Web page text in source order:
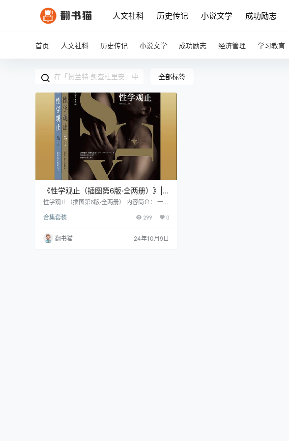
人文社科 历史传记 小说文学 成功励志
首页 人文社科 历史传记 小说文学 成功励志 经济管理 学习教育
全部标签
《性学观止（插图第6版·全两册）》|
贺兰特·凯查杜里安 | 斯坦福大学的”性”
性学观止（插图第6版·全两册） 内容简介： 一本
《性学观止》 1968年的斯坦福大学,一位勇敢的
你没听错,就是"性学"!这位教授就是凯查杜里安,
而《性学观止》就是从他的课堂讲义发展而来
合集套装 299 0
翻书猫 24年10月9日